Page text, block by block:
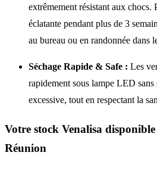
extrêmement résistant aux chocs.
éclatante pendant plus de 3
au bureau ou en randonnée dans
Séchage Rapide & Safe : Les
rapidement sous lampe LED sans
excessive, tout en respectant la
Votre stock Venalisa
Réunion